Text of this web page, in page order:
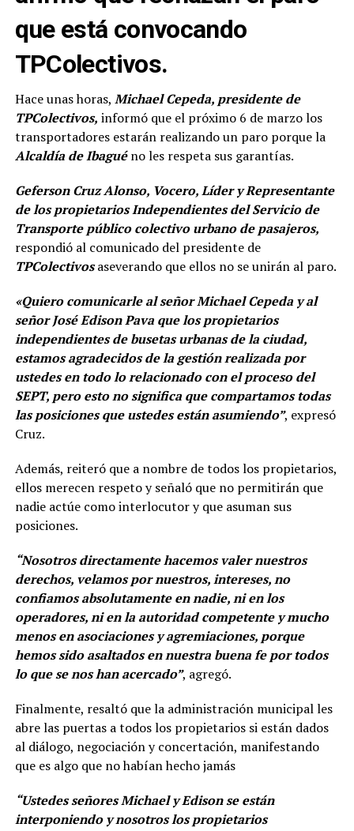
que está convocando
TPColectivos.
Hace unas horas, Michael Cepeda, presidente de
TPColectivos, informó que el próximo 6 de marzo los
transportadores estarán realizando un paro porque la
Alcaldía de Ibaguéno les respeta sus garantías.
Geferson Cruz Alonso, Vocero, Líder y Representante
de los propietarios Independientes del Servicio de
Transporte público colectivo urbano de pasajeros,
respondió al comunicado del presidente de
TPColectivos aseverando que ellos no se unirán al paro.
«Quiero comunicarle al señor Michael Cepeda y al
señor José Edison Pava que los propietarios
independientes de busetas urbanas de la ciudad,
estamos agradecidos de la gestión realizada por
ustedes en todo lo relacionado con el proceso del
SEPT, pero esto no significa que compartamos todas
las posiciones que ustedes están asumiendo”, expresó
Cruz.
Además, reiteró que a nombre de todos los propietarios,
ellos merecen respeto y señaló que no permitirán que
nadie actúe como interlocutor y que asuman sus
posiciones.
“Nosotros directamente hacemos valer nuestros
derechos, velamos por nuestros, intereses, no
confiamos absolutamente en nadie, ni en los
operadores, ni en la autoridad competente y mucho
menos en asociaciones y agremiaciones, porque
hemos sido asaltados en nuestra buena fe por todos
lo que se nos han acercado”, agregó.
Finalmente, resaltó que la administración municipal les
abre las puertas a todos los propietarios si están dados
al diálogo, negociación y concertación, manifestando
que es algo que no habían hecho jamás
“Ustedes señores Michael y Edison se están
interponiendo y nosotros los propietarios